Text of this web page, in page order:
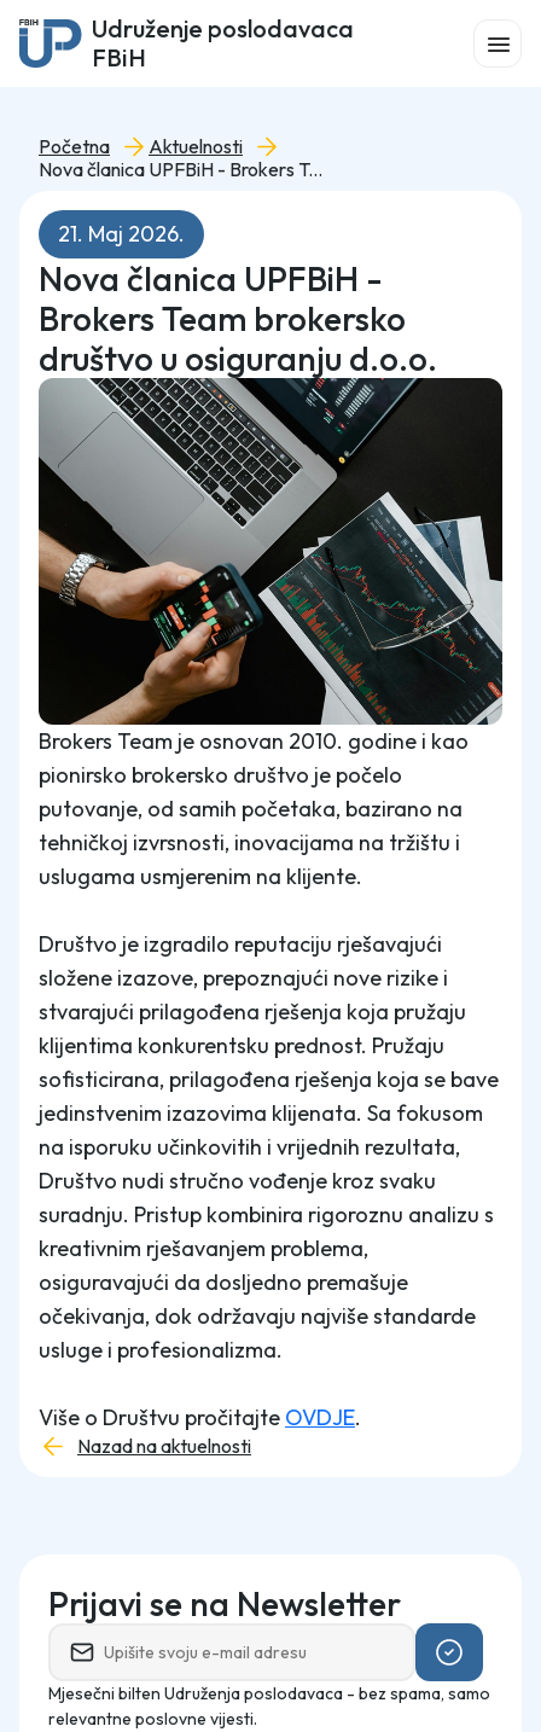
Udruženje poslodavaca
FBiH
Početna
Aktuelnosti
Nova članica UPFBiH - Brokers Team brokersko društvo u osiguranju d.o.o.
21. Maj 2026.
Nova članica UPFBiH -
Brokers Team brokersko
društvo u osiguranju d.o.o.
Brokers Team je osnovan 2010. godine i kao
pionirsko brokersko društvo je počelo
putovanje, od samih početaka, bazirano na
tehničkoj izvrsnosti, inovacijama na tržištu i
uslugama usmjerenim na klijente.
Društvo je izgradilo reputaciju rješavajući
složene izazove, prepoznajući nove rizike i
stvarajući prilagođena rješenja koja pružaju
klijentima konkurentsku prednost. Pružaju
sofisticirana, prilagođena rješenja koja se bave
jedinstvenim izazovima klijenata. Sa fokusom
na isporuku učinkovitih i vrijednih rezultata,
Društvo nudi stručno vođenje kroz svaku
suradnju. Pristup kombinira rigoroznu analizu s
kreativnim rješavanjem problema,
osiguravajući da dosljedno premašuje
očekivanja, dok održavaju najviše standarde
usluge i profesionalizma.
Više o Društvu pročitajte OVDJE.
Nazad na aktuelnosti
Prijavi se na Newsletter
Mjesečni bilten Udruženja poslodavaca - bez spama, samo
relevantne poslovne vijesti.